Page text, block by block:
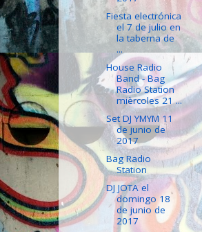
Fiesta electrónica
el 7 de julio en
la taberna de
...
House Radio
Band - Bag
Radio Station
mièrcoles 21 ...
Set DJ YMYM 11
de junio de
2017
Bag Radio
Station
DJ JOTA el
domingo 18
de junio de
2017